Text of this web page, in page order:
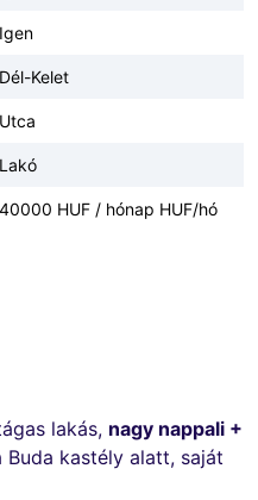
Igen
Dél-Kelet
Utca
Lakó
40000 HUF / hónap HUF/hó
lakás, nagy nappali +
Buda kastély alatt, saját